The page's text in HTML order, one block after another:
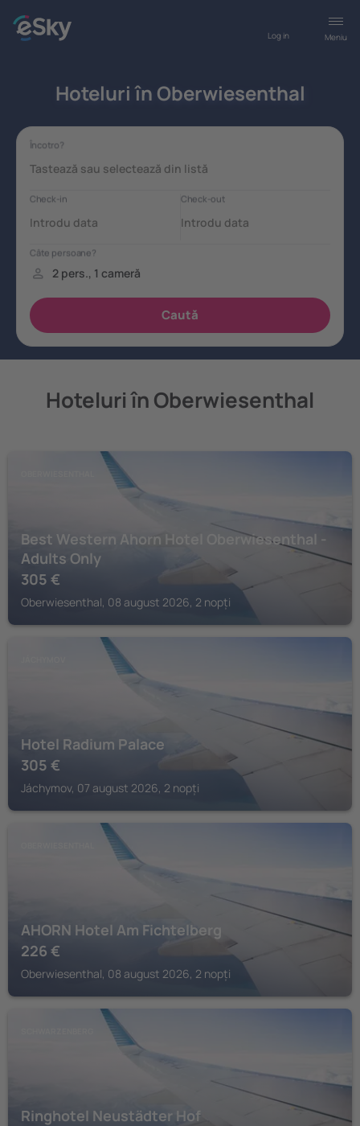
Meniu
Log in
Hoteluri în Oberwiesenthal
Hoteluri în Oberwiesenthal
Best Western Ahorn Hotel Oberwiesenthal -
Adults Only
305 €
Oberwiesenthal, 08 august 2026, 2 nopți
Hotel Radium Palace
305 €
Jáchymov, 07 august 2026, 2 nopți
AHORN Hotel Am Fichtelberg
226 €
Oberwiesenthal, 08 august 2026, 2 nopți
Ringhotel Neustädter Hof